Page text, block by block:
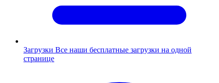
Загрузки Все наши бесплатные загрузки на одной
странице